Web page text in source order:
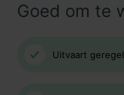
Goed om te
Uitvaart